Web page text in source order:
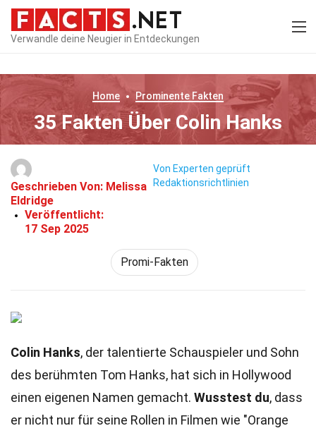
Verwandle deine Neugier in Entdeckungen
Home Prominente Fakten
35 Fakten Über Colin Hanks
Geschrieben Von: Melissa
Eldridge
Veröffentlicht:
17 Sep 2025
Von Experten geprüft
Redaktionsrichtlinien
Promi-Fakten
Colin Hanks, der talentierte Schauspieler und Sohn
des berühmten Tom Hanks, hat sich in Hollywood
einen eigenen Namen gemacht. Wusstest du, dass
er nicht nur für seine Rollen in Filmen wie "Orange